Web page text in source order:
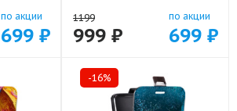
по акции
699 ₽
1199
999 ₽
по акции
699 ₽
-16%